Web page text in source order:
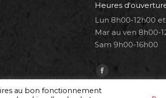
Heures
Lun 8h00-12h00
Mar au ven 8h00-
Sam 9h00-16h00
Trouvez nous sur :
Facebook
page
au bon fonctionnement